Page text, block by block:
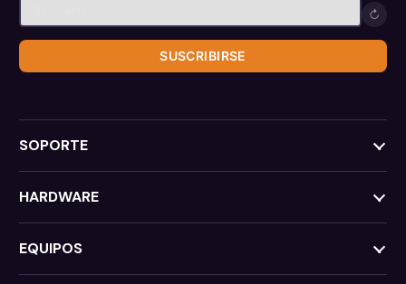
↻
SUSCRIBIRSE
SOPORTE
HARDWARE
EQUIPOS